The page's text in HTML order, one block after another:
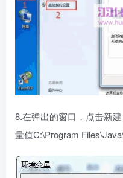
8.在弹出的窗口，点击新
量值C:\Program